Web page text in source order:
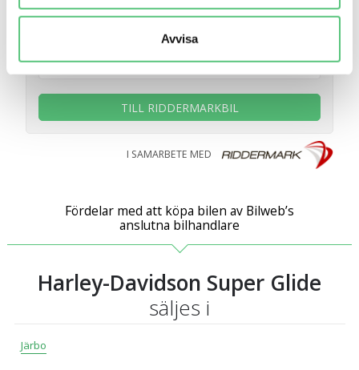
helst från cookie-förklaringen.
dig relevanta tips, nyheter och anpassad reklam. Genom
information om din användning av webbplatsen med våra
klickar du på Anpassa. Du kan alltid ändra dina
inställningar för cookies.
Avvisa
TILL RIDDERMARKBIL
I SAMARBETE MED
Fördelar med att köpa bilen av Bilweb’s
anslutna bilhandlare
Harley-Davidson Super Glide
säljes i
Järbo